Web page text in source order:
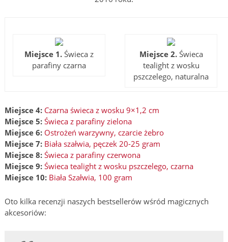
Miejsce 1. Świeca z
parafiny czarna
Miejsce 2.Świeca
tealight z wosku
pszczelego, naturalna
Miejsce 4: Czarna świeca z wosku 9×1,2 cm
Miejsce 5: Świeca z parafiny zielona
Miejsce 6: Ostrożeń warzywny, czarcie żebro
Miejsce 7: Biała szałwia, pęczek 20-25 gram
Miejsce 8: Świeca z parafiny czerwona
Miejsce 9: Świeca tealight z wosku pszczelego, czarna
Miejsce 10: Biała Szałwia, 100 gram
Oto kilka recenzji naszych bestsellerów wśród magicznych
akcesoriów: